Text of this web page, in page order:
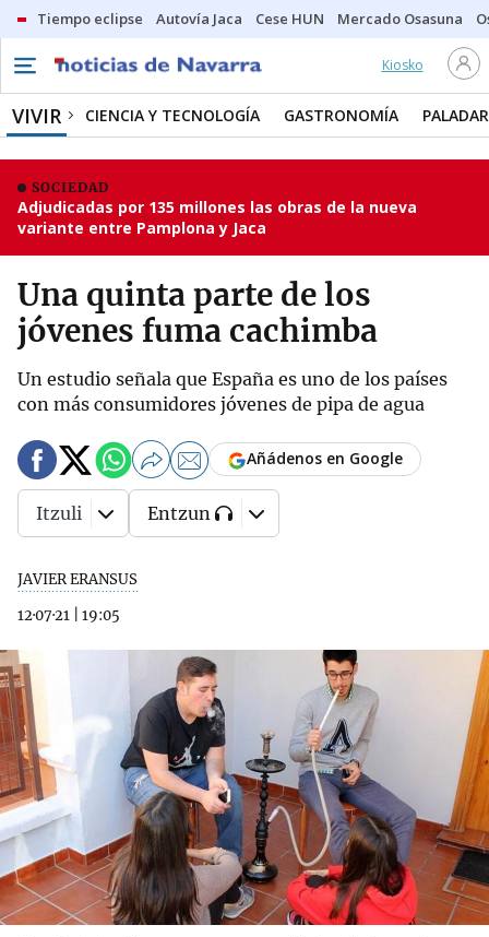
Tiempo eclipse Autovía Jaca Cese HUN Mercado Osasuna
Kiosko
VIVIR CIENCIA Y TECNOLOGÍA GASTRONOMÍA PALADAR
SOCIEDAD
Adjudicadas por 135 millones las obras de la nueva
variante entre Pamplona y Jaca
Una quinta parte de los
jóvenes fuma cachimba
Un estudio señala que España es uno de los países
con más consumidores jóvenes de pipa de agua
JAVIER ERANSUS
12·07·21
19:05
Añádenos en Google
Itzuli Entzun